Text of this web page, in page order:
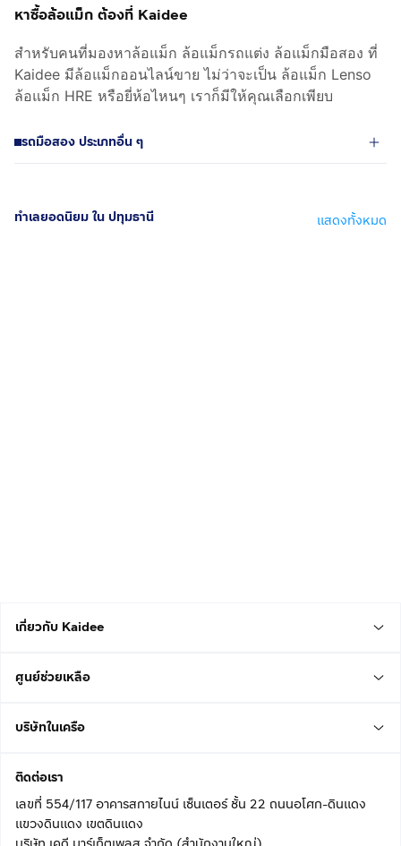
หาซื้อล้อแม็ก ต้องที่ Kaidee
สำหรับคนที่มองหาล้อแม็ก ล้อแม็กรถแต่ง ล้อแม็กมือสอง ที่
Kaidee มีล้อแม็กออนไลน์ขาย ไม่ว่าจะเป็น ล้อแม็ก Lenso
ล้อแม็ก HRE หรือยี่ห้อไหนๆ เราก็มีให้คุณเลือกเพียบ
รถมือสอง ประเภทอื่น ๆ
ทำเลยอดนิยม ใน ปทุมธานี แสดงทั้งหมด
เกี่ยวกับ Kaidee
ศูนย์ช่วยเหลือ
บริษัทในเครือ
ติดต่อเรา
เลขที่ 554/117 อาคารสกายไนน์ เซ็นเตอร์ ชั้น 22 ถนนอโศก-ดินแดง
แขวงดินแดง เขตดินแดง